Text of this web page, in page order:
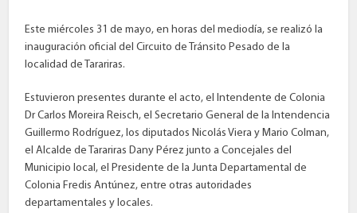
Este miércoles 31 de mayo, en horas del mediodía, se realizó la
inauguración oficial del Circuito de Tránsito Pesado de la
localidad de Tarariras.
Estuvieron presentes durante el acto, el Intendente de Colonia
Dr Carlos Moreira Reisch, el Secretario General de la Intendencia
Guillermo Rodríguez, los diputados Nicolás Viera y Mario Colman,
el Alcalde de Tarariras Dany Pérez junto a Concejales del
Municipio local, el Presidente de la Junta Departamental de
Colonia Fredis Antúnez, entre otras autoridades
departamentales y locales.